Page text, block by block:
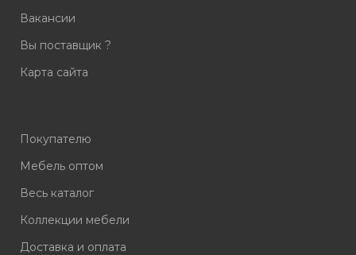
Вакансии
Вы поставщик ?
Карта сайта
Покупателю
Мебель оптом
Весь каталог
Коллекции мебели
Доставка и оплата